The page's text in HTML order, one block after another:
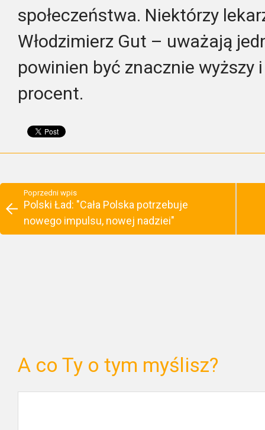
społeczeństwa. Niektórzy
Włodzimierz Gut – uważają
powinien być znacznie wyższy
procent.
Poprzedni wpis
Polski Ład: "Cała Polska potrzebuje
nowego impulsu, nowej nadziei"
A co Ty o tym myślisz?